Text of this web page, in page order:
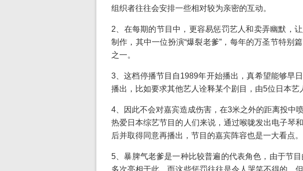
组织者往往会安排一些相对较为亲密的互动。
2、在每期的节目中，更容易惩罚艺人和卖弄幽默，
制作，其中一位扮演“爆裂老爹”，每年的万圣节特别
之一。
3、这档停播节目自1989年开始播出，真希望能够早
播出，比如要求其他艺人诠释某个剧目，由5位日本艺
4、因此不会对嘉宾造成伤害，在3米之外的距离投中
热爱日本综艺节目的人们来说，通过喉咙发出电子琴
后并取得同意再播出，节目的嘉宾阵容也是一大看点。
5、暴脾气老爹是一种比较普遍的代表角色，由于节
多次亮相于此。而这些惩罚往往是令人哭笑不得的，